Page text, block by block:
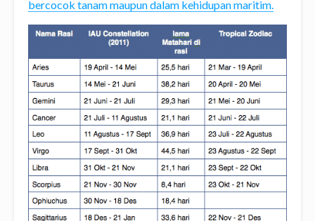
bercocok tanam maupun dalam kehidupan maritim.